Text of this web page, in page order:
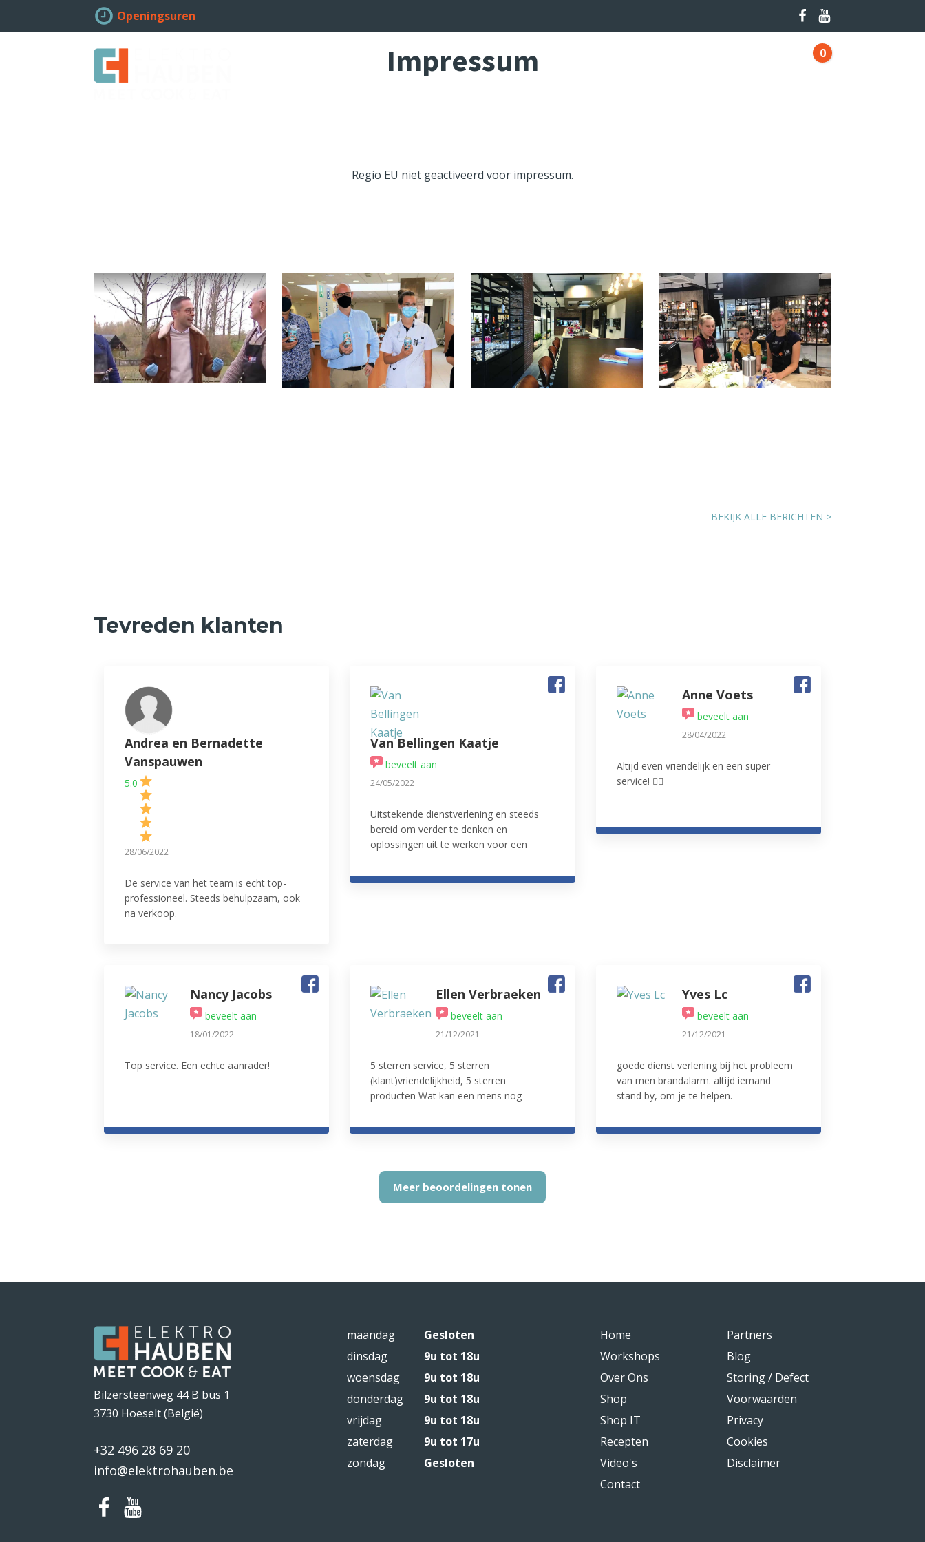
Openingsuren
Winkelwagen
0
Impressum
Regio EU niet geactiveerd voor impressum.
BEKIJK ALLE BERICHTEN >
Tevreden klanten
Andrea en Bernadette
Vanspauwen
5.0
28/06/2022
De service van het team is echt top-
professioneel. Steeds behulpzaam, ook
na verkoop.
kennen en altijd gezellig met mensen
die dezelfde interesses delen, nl. lekker
koken.
Van Bellingen Kaatje
beveelt aan
24/05/2022
Uitstekende dienstverlening en steeds
bereid om verder te denken en
oplossingen uit te werken voor een
Anne Voets
beveelt aan
28/04/2022
Altijd even vriendelijk en een super
service! 👌🏻
Nancy Jacobs
beveelt aan
18/01/2022
Top service. Een echte aanrader!
Ellen Verbraeken
beveelt aan
21/12/2021
5 sterren service, 5 sterren
(klant)vriendelijkheid, 5 sterren
producten Wat kan een mens nog
komen zeker en vast terug.
Yves Lc
beveelt aan
21/12/2021
goede dienst verlening bij het probleem
van men brandalarm. altijd iemand
stand by, om je te helpen.
Meer beoordelingen tonen
Bilzersteenweg 44 B bus 1
3730 Hoeselt (België)
+32 496 28 69 20
info@elektrohauben.be
maandag
Gesloten
dinsdag
9u tot 18u
woensdag
9u tot 18u
donderdag
9u tot 18u
vrijdag
9u tot 18u
zaterdag
9u tot 17u
zondag
Gesloten
Home
Workshops
Over Ons
Shop
Shop IT
Recepten
Video's
Contact
Partners
Blog
Storing / Defect
Voorwaarden
Privacy
Cookies
Disclaimer